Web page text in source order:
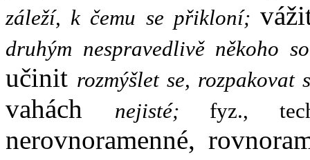
záleží, k čemu se přikloní;
druhým nespravedlivě někoho
učinit rozmýšlet se,
vahách nejisté; fyz.,
nerovnoramenné,